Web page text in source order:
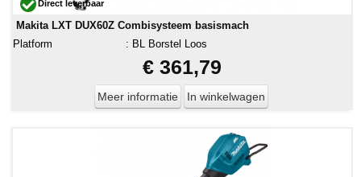
Direct leverbaar
Makita LXT DUX60Z Combisysteem basismach
Platform
: BL Borstel Loos
€ 361,79
Meer informatie In winkelwagen